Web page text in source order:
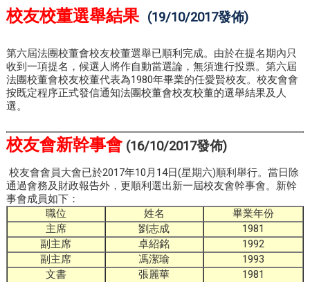
校友校董選舉結果 (19/10/2017發佈)
第六屆法團校董會校友校董選舉已順利完成。由於在提名期內只
收到一項提名，候選人將作自動當選論，無須進行投票。第六屆
法團校董會校友校董代表為1980年畢業的任愛賢校友。校友會會
按既定程序正式發信通知法團校董會校友校董的選舉結果及人
選。
校友會新幹事會(16/10/2017發佈)
校友會會員大會已於2017年10月14日(星期六)順利舉行。當日除
通過會務及財政報告外，更順利選出新一屆校友會幹事會。新幹
事會成員如下：
職位
姓名
畢業年份
主席
劉志成
1981
副主席
卓紹銘
1992
副主席
馮潔瑜
1993
文書
張麗華
1981